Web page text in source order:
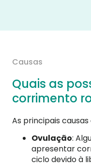
Causas
Quais as
corrimento
As principais
Ovulação:
apresentar
ciclo devido à